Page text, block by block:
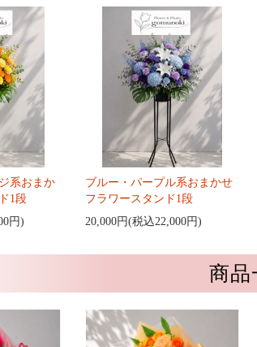
系おまか
1段
円)
ブルー・パープル系おまかせ
フラワースタンド1段
20,000円(税込22,000円)
商品